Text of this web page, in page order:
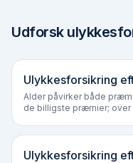
Udforsk
Ulykkesforsikring
Alder påvirker både
de billigste præmier;
Ulykkesforsikring